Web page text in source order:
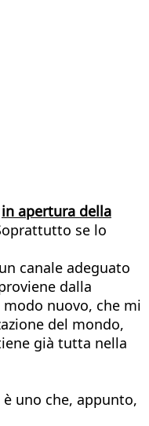
in apertura della
se lo
canale adeguato
dalla
nuovo, che mi
del mondo,
già tutta nella
uno che, appunto,